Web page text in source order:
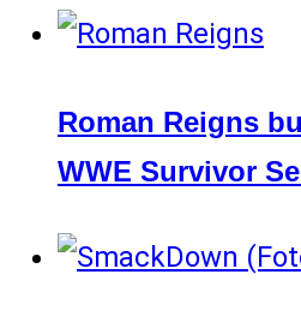
Roman Reigns
WWE Survivor